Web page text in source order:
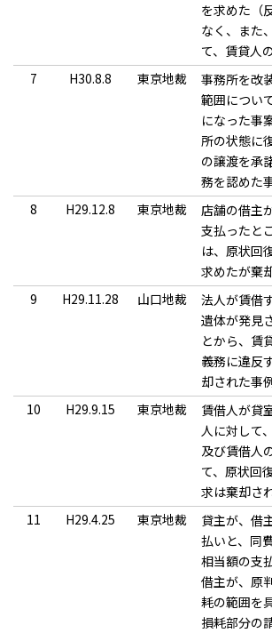
を求めた（
なく、また
て、賃貸人
7
H30.8.8 東京地裁
事務所を改
範囲につい
になった事
所の状態に
の譲渡を承
務を認めた
8
H29.12.8 東京地裁
店舗の借主
支払ったと
は、原状回
求めたが棄
9
H29.11.28 山口地裁
法人が賃借
遺体が発見
とから、賃
義務に違反
却された事
10
H29.9.15 東京地裁
賃借人が貸
人に対して
及び賃借人
て、原状回
求は棄却さ
11
H29.4.25 東京地裁
貸主が、借
払いと、同
相当額の支
借主が、原
耗の範囲を
損耗部分の